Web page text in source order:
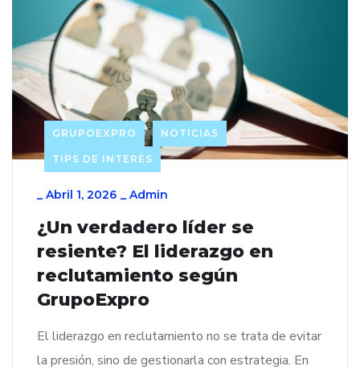
GRUPOEXPRO NOTICIAS
TIPS DE INTERÉS
_ Abril 1, 2026 _ Admin
¿Un verdadero líder se
resiente? El liderazgo en
reclutamiento según
GrupoExpro
El liderazgo en reclutamiento no se trata de evitar
la presión, sino de gestionarla con estrategia. En